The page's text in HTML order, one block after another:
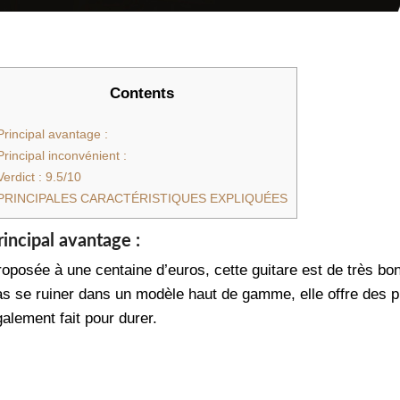
Contents
avantage :
inconvénient :
: 9.5/10
CARACTÉRISTIQUES EXPLIQUÉES
avantage :
à une centaine d’euros, cette guitare est de très
se ruiner dans un modèle haut de gamme, elle offre
fait pour durer.